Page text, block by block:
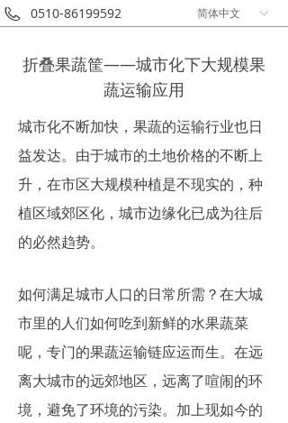
0510-86199592 ꀅ
简体中文
折叠果蔬筐——城市化下大规模果
蔬运输应用
城市化不断加快，果蔬的运输行业也日
益发达。由于城市的土地价格的不断上
升，在市区大规模种植是不现实的，种
植区域郊区化，城市边缘化已成为往后
的必然趋势。
如何满足城市人口的日常所需？在大城
市里的人们如何吃到新鲜的水果蔬菜
呢，专门的果蔬运输链应运而生。在远
离大城市的远郊地区，远离了喧闹的环
境，避免了环境的污染。加上现如今的